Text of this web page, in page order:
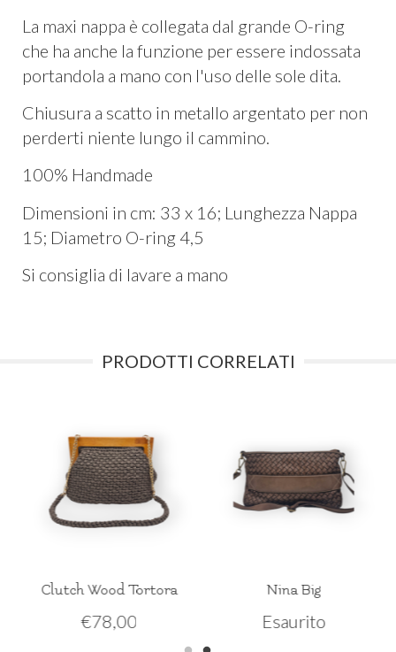
La maxi nappa è collegata dal grande O-ring
che ha anche la funzione per essere indossata
portandola a mano con l'uso delle sole dita.
Chiusura a scatto in metallo argentato per non
perderti niente lungo il cammino.
100% Handmade
Dimensioni in cm: 33 x 16; Lunghezza Nappa
15; Diametro O-ring 4,5
Si consiglia di lavare a mano
PRODOTTI CORRELATI
Clutch Wood Tortora
€78,00
Nina Big
Esaurito